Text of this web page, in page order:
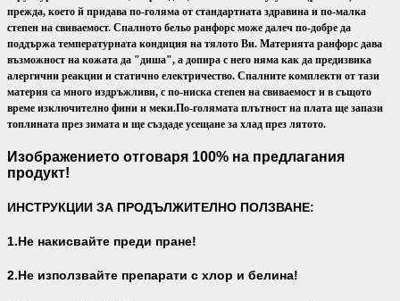
прежда, което й придава по-голяма от стандартната здравина и по-малка
степен на свиваемост. Спалното бельо ранфорс може далеч по-добре да
поддържа температурната кондиция на тялото Ви. Материята ранфорс дава
възможност на кожата да "диша", а допира с него няма как да предизвика
алергични реакции и статично електричество. Спалните комплекти от тази
материя са много издръжливи, с по-ниска степен на свиваемост и в същото
време изключително фини и меки.По-голямата плътност на плата ще запази
топлината през зимата и ще създаде усещане за хлад през лятото.
Изображението отговаря 100% на предлагания
продукт!
ИНСТРУКЦИИ ЗА ПРОДЪЛЖИТЕЛНО ПОЛЗВАНЕ:
1.Не накисвайте преди пране!
2.Не използвайте препарати с хлор и белина!